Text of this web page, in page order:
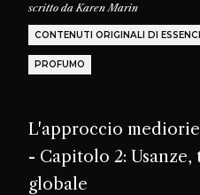
scritto daKaren Marin
CONTENUTI ORIGINALI DI
PROFUMO
L'approccio
- Capitolo 2:
globale